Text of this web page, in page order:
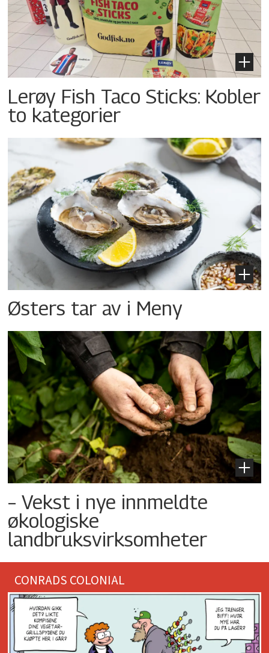
Lerøy Fish Taco Sticks: Kobler
to kategorier
Østers tar av i Meny
– Vekst i nye innmeldte
økologiske
landbruksvirksomheter
CONRADS COLONIAL